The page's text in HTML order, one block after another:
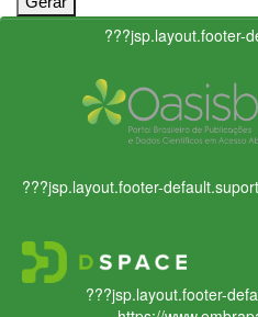
???jsp.layout.footer-
???jsp.layout.footer-
???jsp.layout.footer-